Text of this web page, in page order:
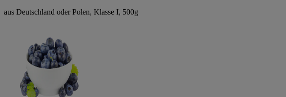
aus Deutschland oder Polen, Klasse I, 500g